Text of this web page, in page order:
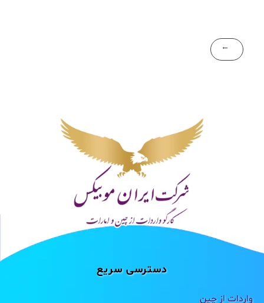
دسترسی سریع
واردات از چین